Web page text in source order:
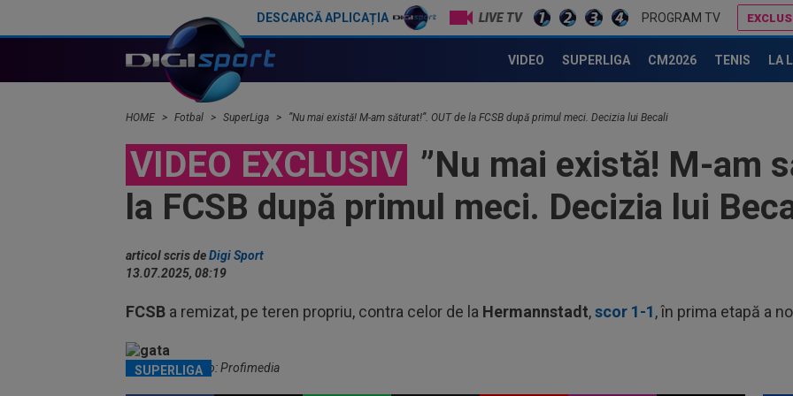
DESCARCĂ APLICAȚIA LIVE TV PROGRAM TV
VIDEO SUPERLIGA CM2026 TENIS LA
HOME Fotbal SuperLiga ”Nu mai există! M-am săturat!”. OUT de la FCSB după primul meci. Decizia lui Becali
VIDEO EXCLUSIV ”Nu mai există! M-am
la FCSB după primul meci. Decizia lui
articol scris deDigi Sport
13.07.2025, 08:19
FCSB a remizat, pe teren propriu, contra celor de la Hermannstadt,scor 1-1, în prima etapă a
SUPERLIGA
Gigi Becali / Foto: Profimedia
l-a